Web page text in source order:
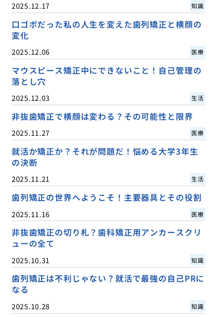
2025.12.17 知識
口ゴボだった私の人生を変えた歯列矯正と横顔の
変化
2025.12.06 医療
マウスピース矯正中にできないこと！自己管理の
落とし穴
2025.12.03 生活
非抜歯矯正で横顔は変わる？その可能性と限界
2025.11.27 医療
就活か矯正か？それが問題だ！悩める大学3年生
の決断
2025.11.21 生活
歯列矯正の世界へようこそ！主要器具とその役割
2025.11.16 医療
非抜歯矯正の切り札？歯科矯正用アンカースクリ
ューの全て
2025.10.31 知識
歯列矯正は不利じゃない？就活で最強の自己PRに
なる
2025.10.28 知識